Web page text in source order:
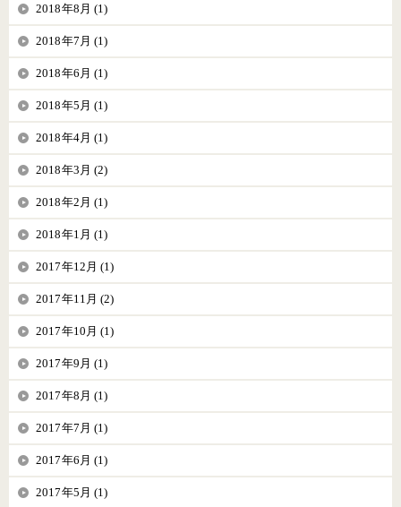
2018年8月 (1)
2018年7月 (1)
2018年6月 (1)
2018年5月 (1)
2018年4月 (1)
2018年3月 (2)
2018年2月 (1)
2018年1月 (1)
2017年12月 (1)
2017年11月 (2)
2017年10月 (1)
2017年9月 (1)
2017年8月 (1)
2017年7月 (1)
2017年6月 (1)
2017年5月 (1)